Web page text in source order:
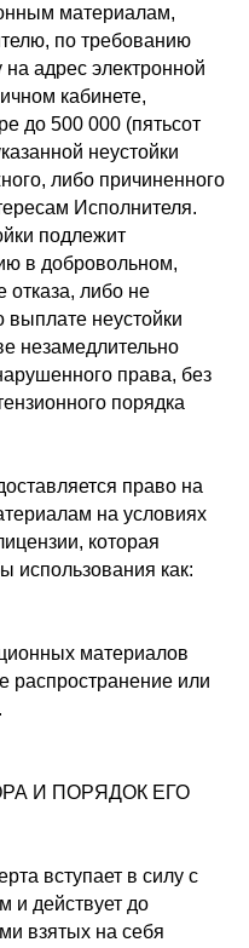
материалам,
по требованию
адрес электронной
кабинете,
до 500 000 (пятьсот
неустойки
либо причиненного
Исполнителя.
подлежит
в добровольном,
отказа, либо не
выплате неустойки
незамедлительно
права, без
порядка
право на
на условиях
которая
использования как:
материалов
распространение или
И ПОРЯДОК ЕГО
вступает в силу с
и действует до
взятых на себя
Петербург,
visual.ru